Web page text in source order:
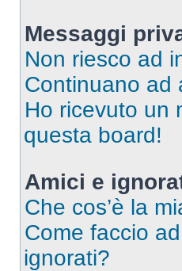
Messaggi
Non riesco ad
Continuano ad
Ho ricevuto un
questa board!
Amici e
Che cos’è la
Come faccio
ignorati?